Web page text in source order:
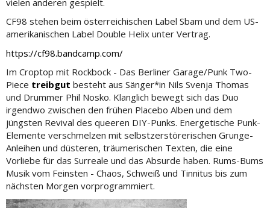
CF98 stehen beim österreichischen Label Sbam und dem US-
amerikanischen Label Double Helix unter Vertrag.
https://cf98.bandcamp.com/
Im Croptop mit Rockbock - Das Berliner Garage/Punk Two-
Piece treibgut besteht aus Sänger*in Nils Svenja Thomas
und Drummer Phil Nosko. Klanglich bewegt sich das Duo
irgendwo zwischen den frühen Placebo Alben und dem
jüngsten Revival des queeren DIY-Punks. Energetische Punk-
Elemente verschmelzen mit selbstzerstörerischen Grunge-
Anleihen und düsteren, träumerischen Texten, die eine
Vorliebe für das Surreale und das Absurde haben. Rums-Bums
Musik vom Feinsten - Chaos, Schweiß und Tinnitus bis zum
nächsten Morgen vorprogrammiert.